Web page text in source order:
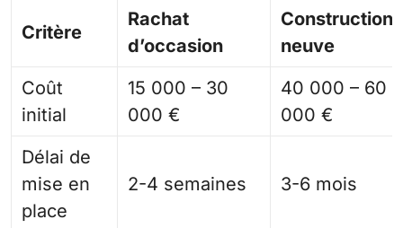
Critère
Rachat
d’occasion
Construction
neuve
Coût
initial
15 000 – 30
000 €
40 000 – 60
000 €
Délai de
mise en
place
2-4 semaines 3-6 mois